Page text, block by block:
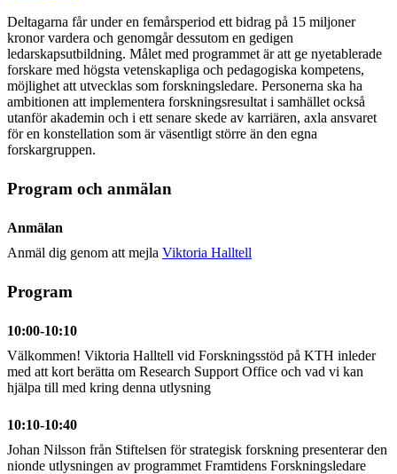
Deltagarna får under en femårsperiod ett bidrag på 15 miljoner
kronor vardera och genomgår dessutom en gedigen
ledarskapsutbildning. Målet med programmet är att ge nyetablerade
forskare med högsta vetenskapliga och pedagogiska kompetens,
möjlighet att utvecklas som forskningsledare. Personerna ska ha
ambitionen att implementera forskningsresultat i samhället också
utanför akademin och i ett senare skede av karriären, axla ansvaret
för en konstellation som är väsentligt större än den egna
forskargruppen.
Program och anmälan
Anmälan
Anmäl dig genom att mejla Viktoria Halltell
Program
10:00-10:10
Välkommen! Viktoria Halltell vid Forskningsstöd på KTH inleder
med att kort berätta om Research Support Office och vad vi kan
hjälpa till med kring denna utlysning
10:10-10:40
Johan Nilsson från Stiftelsen för strategisk forskning presenterar den
nionde utlysningen av programmet Framtidens Forskningsledare